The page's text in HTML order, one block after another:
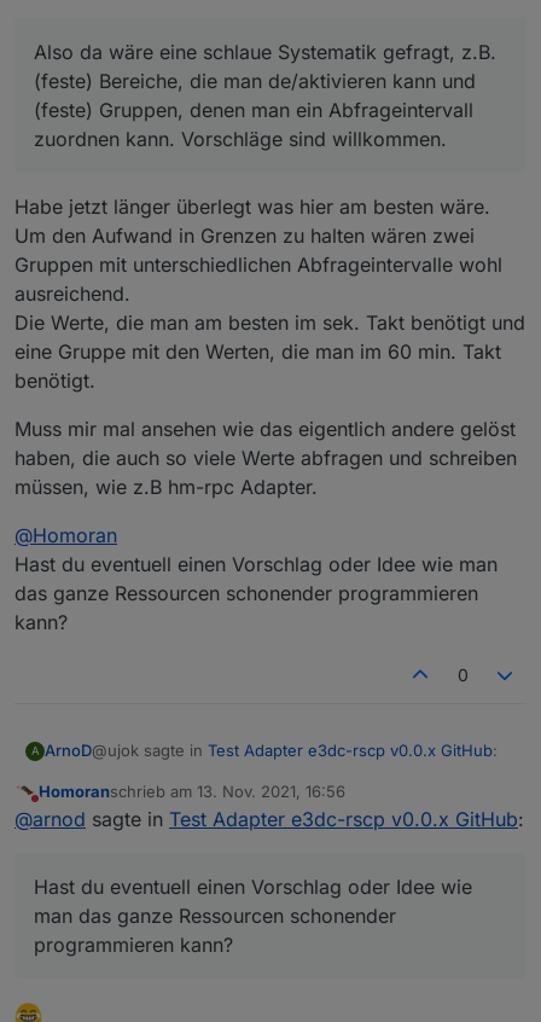
aktuell mittelssetObjectNotExists()geschrieben, was
vermutlich Overkill (mangels besserem Wissen) ist.
Wer kann mir hier helfen: wie behandelt man
dynamische Objektstrukturen auf "schlanke" Weise?
Konfig-Seite, in der man das alles pro Wert einzeln
einstellen kann, mag ich mir gar nicht vorstellen - und
auch nicht programmieren
Also da wäre eine schlaue Systematik gefragt, z.B.
(feste) Bereiche, die man de/aktivieren kann und
zuordnen kann. Vorschläge sind willkommen.
Eine Frage zum Thema Update-Frequenz 1-3 sec:
welchen Zweck hat eine so hohe zeitliche Auflösung?
Ich denke der ioBroker ist doch nicht für real-time
Prozessteuerung gedacht... und für die
Langzeitbetrachtung läuft bei mir nebenher noch
Also da wäre eine schlaue Systematik gefragt, z.B.
(feste) Bereiche, die man de/aktivieren kann und
(feste) Gruppen, denen man ein Abfrageintervall
zuordnen kann. Vorschläge sind willkommen.
Habe jetzt länger überlegt was hier am besten wäre.
Um den Aufwand in Grenzen zu halten wären zwei
Gruppen mit unterschiedlichen Abfrageintervalle wohl
ausreichend.
Die Werte, die man am besten im sek. Takt benötigt und
eine Gruppe mit den Werten, die man im 60 min. Takt
benötigt.
Muss mir mal ansehen wie das eigentlich andere gelöst
haben, die auch so viele Werte abfragen und schreiben
müssen, wie z.B hm-rpc Adapter.
@Homoran
Hast du eventuell einen Vorschlag oder Idee wie man
das ganze Ressourcen schonender programmieren
kann?
0
A ArnoD@ujok sagte in Test Adapter e3dc-rscp v0.0.x GitHub:
Also da wäre eine schlaue Systematik gefragt, z.B.
zuordnen kann. Vorschläge sind willkommen.
Um den Aufwand in Grenzen zu halten wären zwei
Gruppen mit unterschiedlichen Abfrageintervalle wohl
ausreichend.
Die Werte, die man am besten im sek. Takt benötigt und
Muss mir mal ansehen wie das eigentlich andere gelöst
haben, die auch so viele Werte abfragen und schreiben
müssen, wie z.B hm-rpc Adapter.
@Homoran
Nicht stören
Homoranschrieb am 13. Nov. 2021, 16:56
zuletzt editiert von
@arnod sagte in Test Adapter e3dc-rscp v0.0.x GitHub:
Hast du eventuell einen Vorschlag oder Idee wie
man das ganze Ressourcen schonender
programmieren kann?